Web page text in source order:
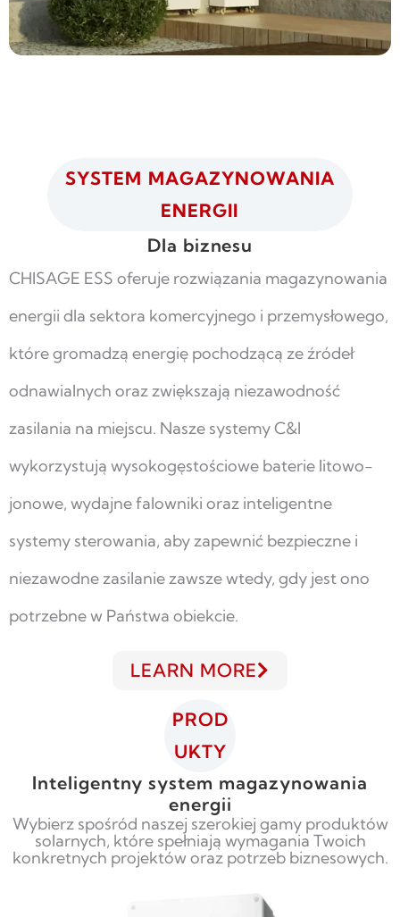
SYSTEM MAGAZYNOWANIA
ENERGII
Dla biznesu
CHISAGE ESS oferuje rozwiązania magazynowania
energii dla sektora komercyjnego i przemysłowego,
które gromadzą energię pochodzącą ze źródeł
odnawialnych oraz zwiększają niezawodność
zasilania na miejscu. Nasze systemy C&I
wykorzystują wysokogęstościowe baterie litowo-
jonowe, wydajne falowniki oraz inteligentne
systemy sterowania, aby zapewnić bezpieczne i
niezawodne zasilanie zawsze wtedy, gdy jest ono
potrzebne w Państwa obiekcie.
LEARN MORE
PROD
UKTY
Inteligentny system magazynowania
energii
Wybierz spośród naszej szerokiej gamy produktów
solarnych, które spełniają wymagania Twoich
konkretnych projektów oraz potrzeb biznesowych.